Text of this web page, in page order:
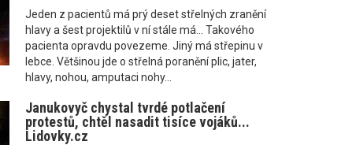
Jeden z pacientů má prý deset střelných zranění
hlavy a šest projektilů v ní stále má... Takového
pacienta opravdu povezeme. Jiný má střepinu v
lebce. Většinou jde o střelná poranění plic, jater,
hlavy, nohou, amputaci nohy...
Janukovyč chystal tvrdé potlačení
protestů, chtěl nasadit tisíce vojáků...
Lidovky.cz